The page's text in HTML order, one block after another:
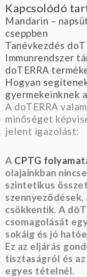
Kapcsolódó
Mandarin –
cseppben
Tanévkezdés
Immunrendszer
doTERRA
Hogyan
gyermekeinknek
A doTERRA
minőséget
jelent igazolást:
A CPTG
olajainkban
szintetikus
csökkentik. A
csomagolását
sokáig és jó
Ez az eljárás
tisztaságról és
egyes tételnél.